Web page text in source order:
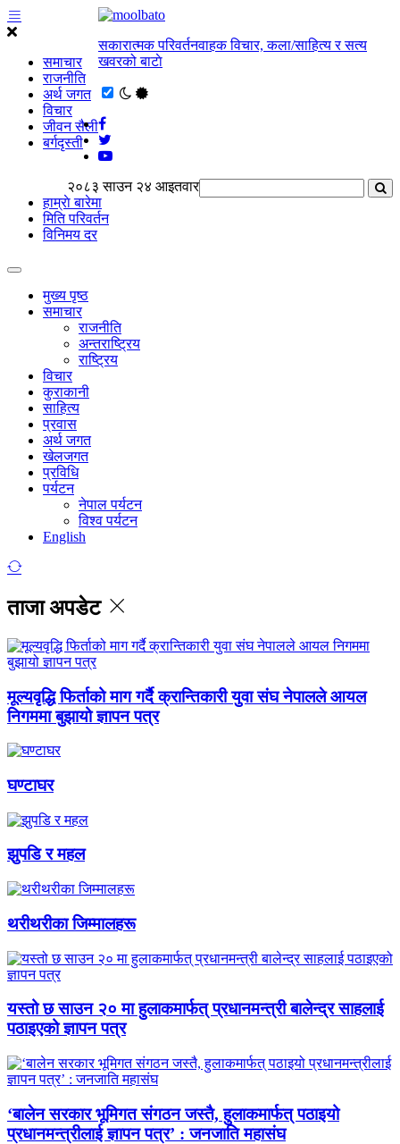
समाचार
राजनीति
अर्थ जगत
विचार
जीवन सैली
बर्गदृस्ती
सकारात्मक परिवर्तनवाहक विचार, कला/साहित्य र सत्य
खवरको बाटाे
२०८३ साउन २४ आइतवार
हाम्राे बारेमा
मिति परिवर्तन
विनिमय दर
मुख्य पृष्ठ
समाचार
राजनीति
अन्तराष्ट्रिय
राष्ट्रिय
विचार
कुराकानी
साहित्य
प्रवास
अर्थ जगत
खेलजगत
प्रविधि
पर्यटन
नेपाल पर्यटन
विश्व पर्यटन
English
ताजा अपडेट
मूल्यवृद्धि फिर्ताको माग गर्दै क्रान्तिकारी युवा संघ नेपालले आयल
निगममा बुझायो ज्ञापन पत्र
घण्टाघर
झुपडि र महल
थरीथरीका जिम्मालहरू
यस्तो छ साउन २० मा हुलाकमार्फत् प्रधानमन्त्री बालेन्द्र साहलाई
पठाइएको ज्ञापन पत्र
‘बालेन सरकार भूमिगत संगठन जस्तै, हुलाकमार्फत् पठाइयो
प्रधानमन्त्रीलाई ज्ञापन पत्र’ : जनजाति महासंघ